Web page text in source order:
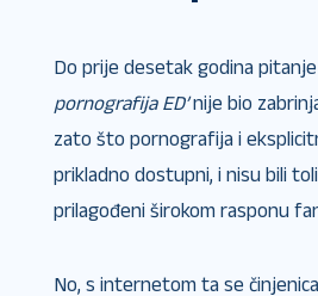
Do prije desetak godina pitanje
pornografija ED’nije bio
zato što pornografija i
prikladno dostupni, i nisu bili
prilagođeni širokom rasponu
No, s internetom ta se